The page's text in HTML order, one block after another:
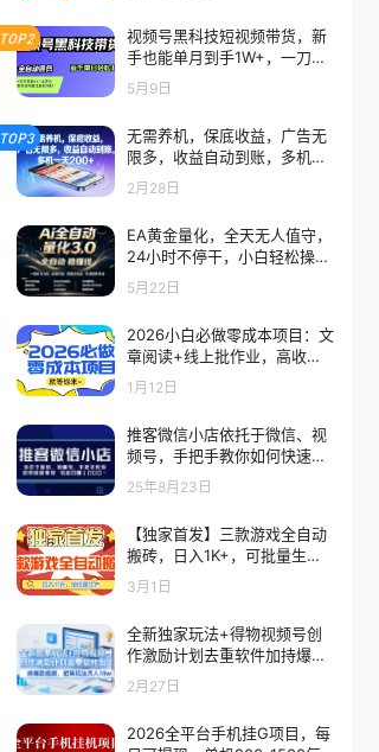
TOP2
视频号黑科技短视频带货，新
手也能单月到手1W+，一刀不
用剪，零投资
5月9日
TOP3
无需养机，保底收益，广告无
限多，收益自动到账，多机一
天2张+
2月28日
EA黄金量化，全天无人值守，
24小时不停干，小白轻松操
作，日入1000+
5月22日
2026小白必做零成本项目：文
章阅读+线上批作业，高收益
日赚500+提现秒到
1月12日
推客微信小店依托于微信、视
频号，手把手教你如何快速变
现 轻松日入1k+【揭秘】
25年8月23日
【独家首发】三款游戏全自动
搬砖，日入1K+，可批量生
产，小白也能做
3月1日
全新独家玩法+得物视频号创
作激励计划去重软件加持爆款
视频，矩阵玩法月入10w+
2月27日
2026全平台手机挂G项目，每